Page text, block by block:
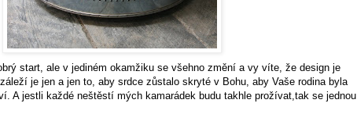
start, ale v jediném okamžiku se všehno změní a vy víte, že design je
je jen a jen to, aby srdce zůstalo skryté v Bohu, aby Vaše rodina byla
A jestli každé neštěstí mých kamarádek budu takhle prožívat,tak se jednou